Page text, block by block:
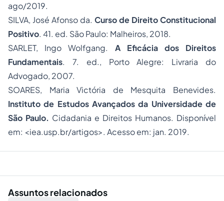
ago/2019.
SILVA, José Afonso da. Curso de Direito Constitucional
Positivo. 41. ed. São Paulo: Malheiros, 2018.
SARLET, Ingo Wolfgang. A Eficácia dos Direitos
Fundamentais. 7. ed., Porto Alegre: Livraria do
Advogado, 2007.
SOARES, Maria Victória de Mesquita Benevides.
Instituto de Estudos Avançados da Universidade de
São Paulo. Cidadania e Direitos Humanos. Disponível
em: <iea.usp.br/artigos>. Acesso em: jan. 2019.
Assuntos relacionados